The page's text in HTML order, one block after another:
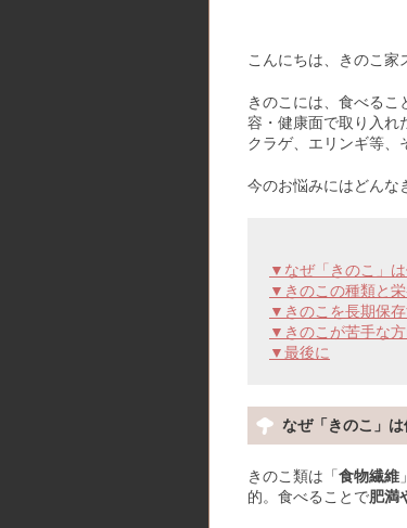
こんにちは、きのこ家
きのこには、食べる
容・健康面で取り入れ
クラゲ、エリンギ等、
今のお悩みにはどんな
▼なぜ「きのこ」は
▼きのこの種類と
▼きのこを長期保
▼きのこが苦手な
▼最後に
なぜ「きのこ」は
きのこ類は「食物繊維
的。食べることで肥満